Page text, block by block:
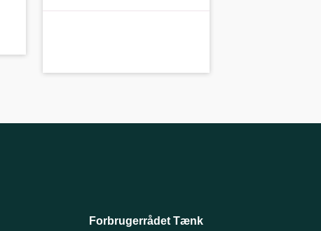
Forbrugerrådet Tænk